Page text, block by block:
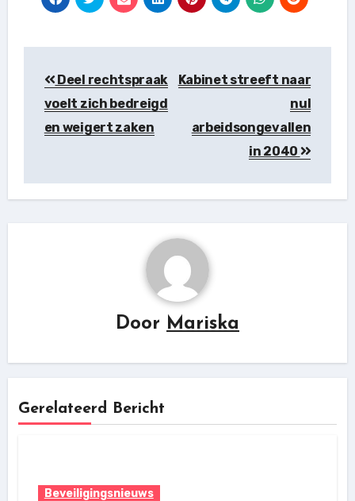
Deel rechtspraak
voelt zich bedreigd
en weigert zaken
Kabinet streeft naar
nul
arbeidsongevallen
in 2040
Door Mariska
Gerelateerd Bericht
Beveiligingsnieuws